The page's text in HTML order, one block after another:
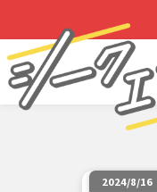
2024/8/16